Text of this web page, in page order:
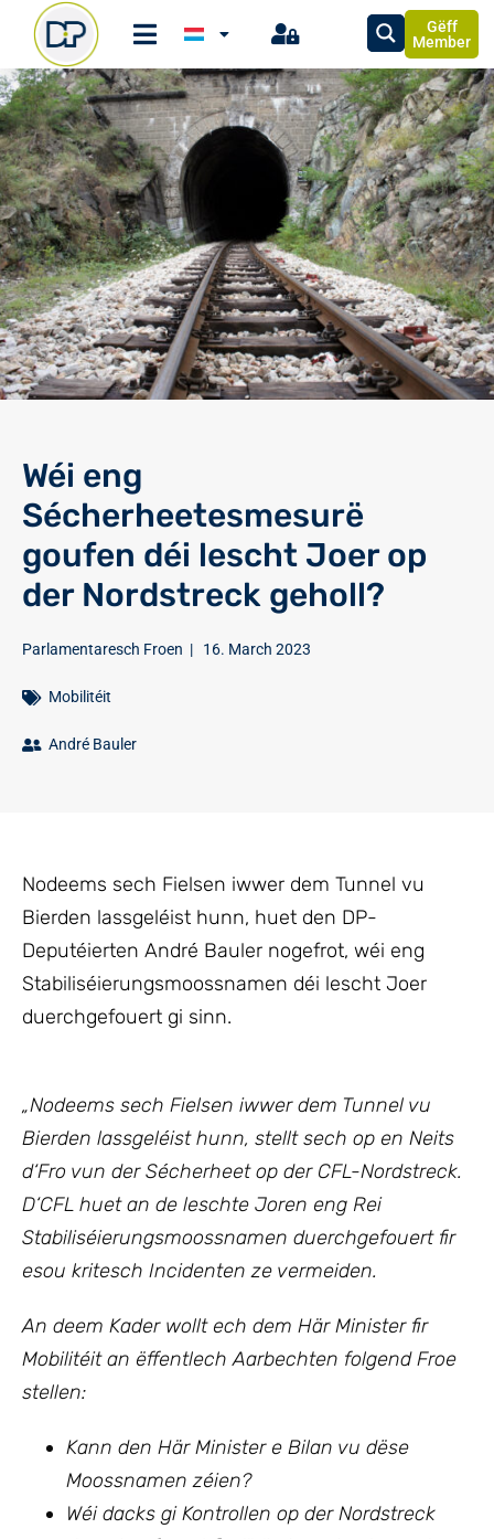
Gëff
Member
Wéi eng
Sécherheetesmesurë
goufen déi lescht Joer op
der Nordstreck geholl?
Parlamentaresch Froen | 16. March 2023
Mobilitéit
André Bauler
Nodeems sech Fielsen iwwer dem Tunnel vu
Bierden lassgeléist hunn, huet den DP-
Deputéierten André Bauler nogefrot, wéi eng
Stabiliséierungsmoossnamen déi lescht Joer
duerchgefouert gi sinn.
„Nodeems sech Fielsen iwwer dem Tunnel vu
Bierden lassgeléist hunn, stellt sech op en Neits
d‘Fro vun der Sécherheet op der CFL-Nordstreck.
D‘CFL huet an de leschte Joren eng Rei
Stabiliséierungsmoossnamen duerchgefouert fir
esou kritesch Incidenten ze vermeiden.
An deem Kader wollt ech dem Här Minister fir
Mobilitéit an ëffentlech Aarbechten folgend Froe
stellen:
Kann den Här Minister e Bilan vu dëse
Moossnamen zéien?
Wéi dacks gi Kontrollen op der Nordstreck